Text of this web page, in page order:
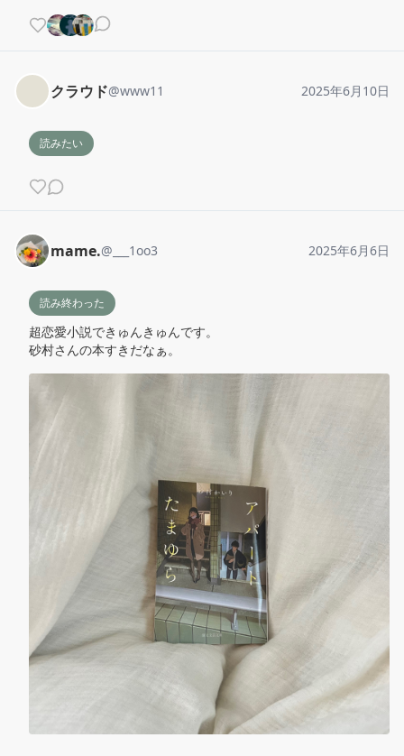
クラウド@www11 2025年6月10日
読みたい
mame.@ ___1oo3 2025年6月6日
読み終わった
超恋愛小説できゅんきゅんです。
砂村さんの本すきだなぁ。